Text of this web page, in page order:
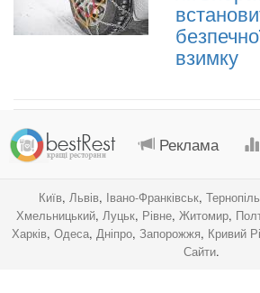
взимку
Реклама
Київ, Львів, Івано-Франківськ, Тернопіль
Хмельницький, Луцьк, Рівне, Житомир,
Харків, Одеса, Дніпро, Запорожжя, Кривий
Сайти.